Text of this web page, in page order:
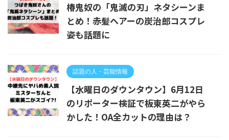
椿鬼奴の「鬼滅の刃」ネタシーンま
とめ！赤髪ヘアーの炭治郎コスプレ
姿も話題に
話題の人・芸能情報
【水曜日のダウンタウン】6月12日
のリポーター検証で板東英二がやら
かした！OA全カットの理由は？